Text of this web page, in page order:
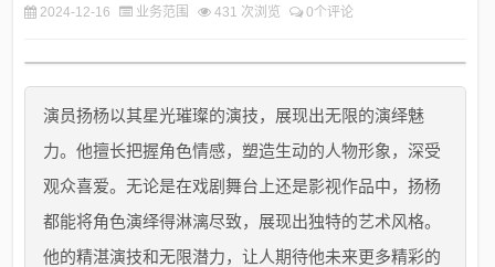
2024-12-16 业务范围 431 次浏览 0个评论
演员扬杨以其星光璀璨的演技，展现出无限的演绎魅
力。他擅长把握角色情感，塑造生动的人物形象，深受
观众喜爱。无论是在戏剧舞台上还是影视作品中，扬杨
都能将角色演绎得淋漓尽致，展现出独特的艺术风格。
他的精湛演技和无限潜力，让人期待他未来更多精彩的